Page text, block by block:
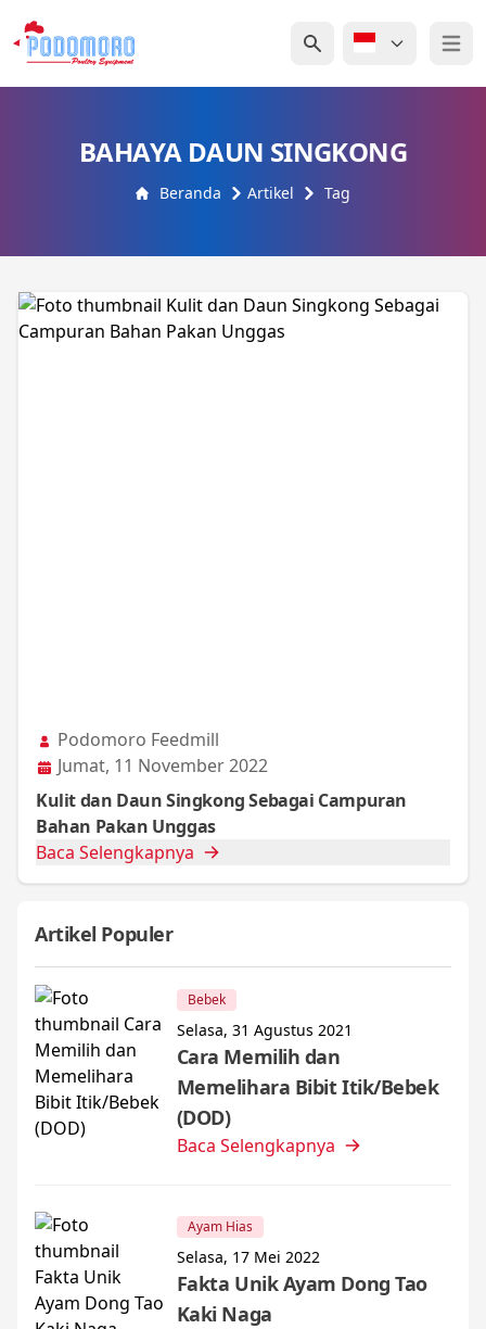
Open
BAHAYA DAUN SINGKONG
Beranda Artikel Tag
Podomoro Feedmill
Jumat, 11 November 2022
Kulit dan Daun Singkong Sebagai Campuran
Bahan Pakan Unggas
Baca Selengkapnya
Artikel Populer
Bebek
Selasa, 31 Agustus 2021
Cara Memilih dan
Memelihara Bibit Itik/Bebek
(DOD)
Baca Selengkapnya
Ayam Hias
Selasa, 17 Mei 2022
Fakta Unik Ayam Dong Tao
Kaki Naga